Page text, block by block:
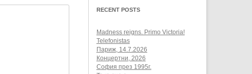
RECENT POSTS
Madness reigns. Primo Victoria!
Telefonistas
Париж, 14.7.2026
Концертни, 2026
София през 1995г.